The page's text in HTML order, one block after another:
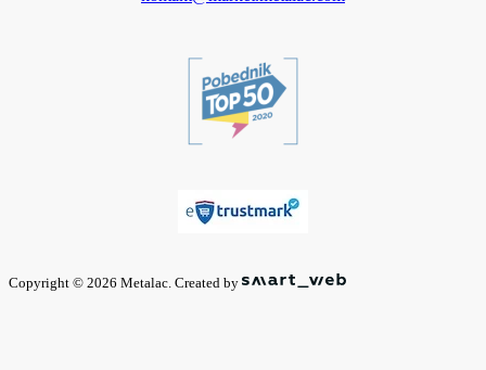
Copyright © 2026 Metalac. Created by